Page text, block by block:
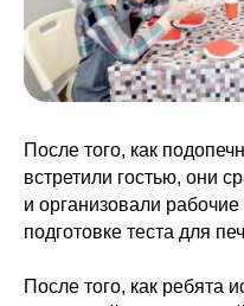
После того, как
встретили гостью, они
и организовали
подготовке теста для
После того, как ребята